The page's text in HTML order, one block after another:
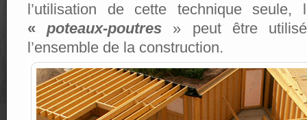
l’utilisation de cette technique seule,
«poteaux-poutres » peut être
l’ensemble de la construction.